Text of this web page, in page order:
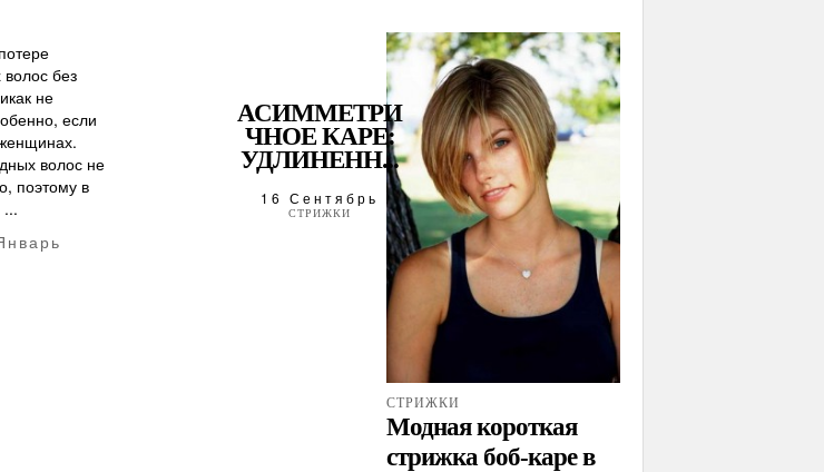
без
не
если
волос не
поэтому в
...
АСИММЕТРИ
ЧНОЕ КАРЕ:
УДЛИНЕНН...
16 Сентябрь
СТРИЖКИ
СТРИЖКИ
Модная короткая
стрижка боб-каре в